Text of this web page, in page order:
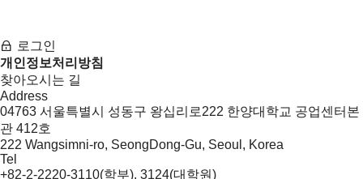
로그인
개인정보처리방침
찾아오시는 길
Address
04763 서울특별시 성동구 왕십리로222 한양대학교 공업센터본
관 412호
222 Wangsimni-ro, SeongDong-Gu, Seoul, Korea
Tel
+82-2-2220-3110(학부), 3124(대학원)